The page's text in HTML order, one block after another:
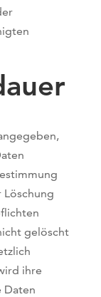
gelöscht
ihre
Daten